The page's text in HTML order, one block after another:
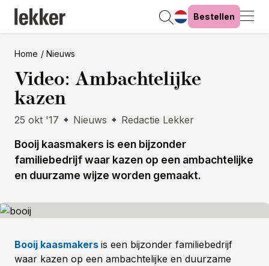
Bestellen
Home Nieuws
Video: Ambachtelijke
kazen
25 okt '17 Nieuws Redactie Lekker
Booij kaasmakers is een bijzonder
familiebedrijf waar kazen op een ambachtelijke
en duurzame wijze worden gemaakt.
Booij kaasmakers is een bijzonder familiebedrijf
waar kazen op een ambachtelijke en duurzame